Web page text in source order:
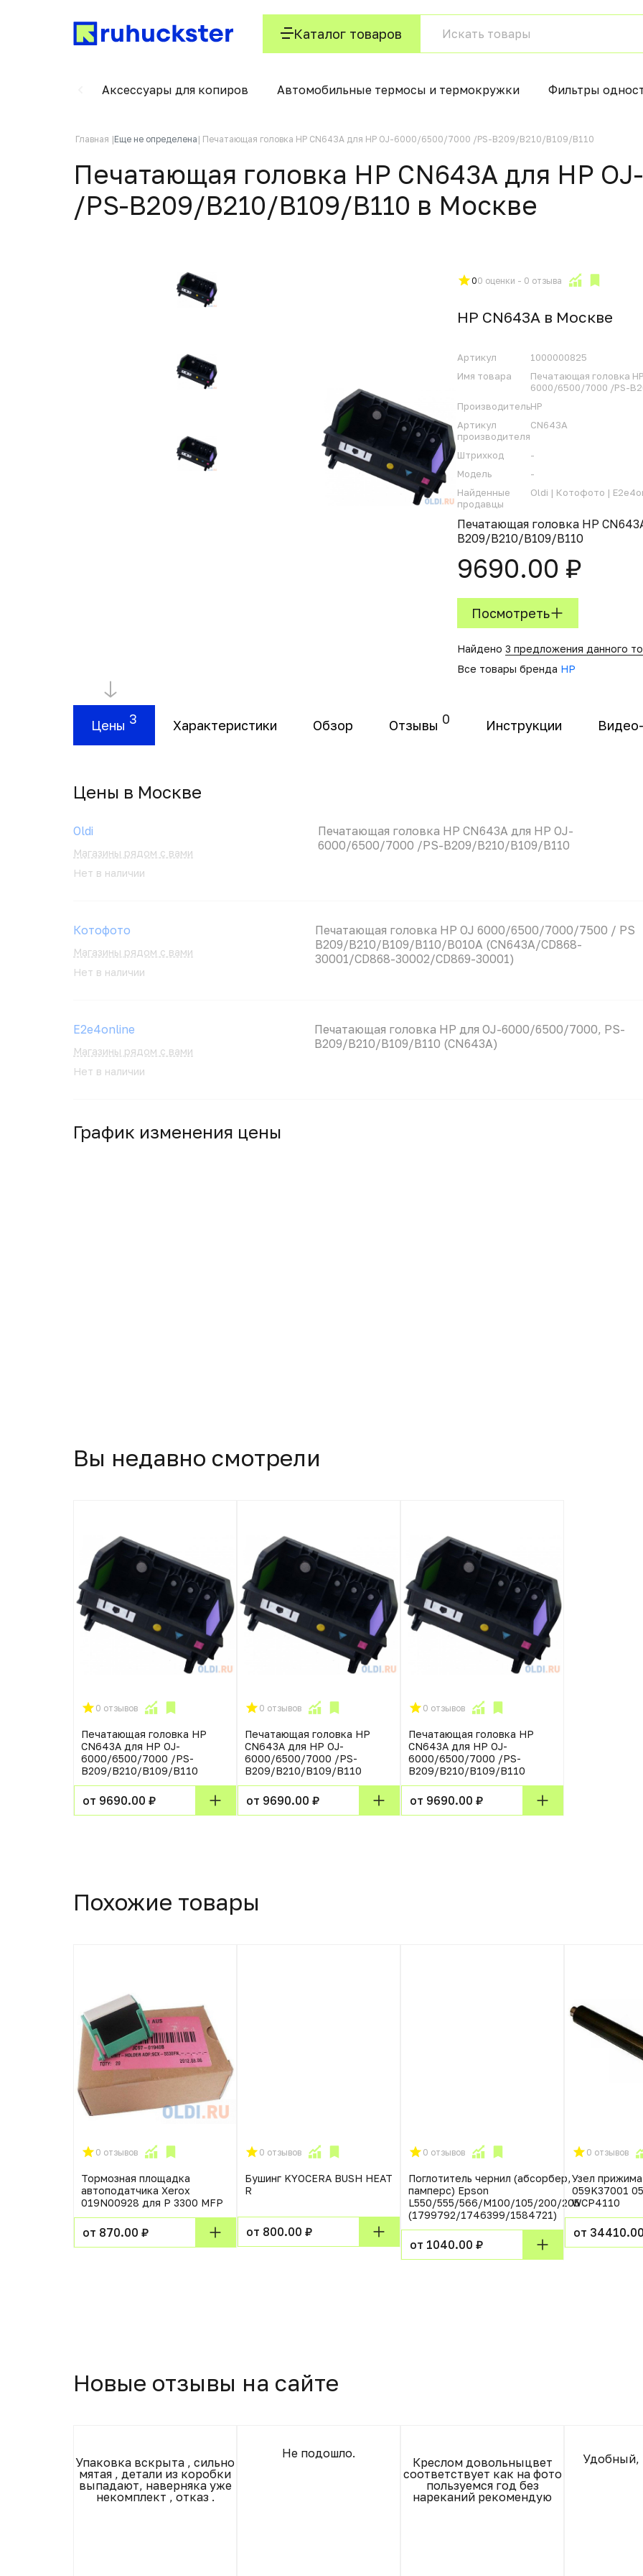
Каталог товаров
Аксессуары для копиров Автомобильные термосы и термокружки Фильтры
Главная Еще не определена Печатающая головка HP CN643A для HP OJ-6000/6500/7000 /PS-B209/B210/B109/B110
Печатающая головка HP CN643A для HP
/PS-B209/B210/B109/B110 в Москвe
00 оценки - 0 отзыва
HP CN643A в Москвe
Артикул
1000000825
Имя товара
Печатающая головка
6000/6500/7000 /PS-
ПроизводительHP
Артикул
производителя
CN643A
Штрихкод
-
Модель
-
Найденные
продавцы
Oldi | Котофото |
Печатающая головка HP
B209/B210/B109/B110
9690.00 ₽
Посмотреть
Найдено 3 предложения данного
Все товары бренда HP
Цены 3 Характеристики Обзор Отзывы 0 Инструкции
Цены в Москвe
Oldi
Магазины рядом с вами
Нет в наличии
Печатающая головка HP CN643A для HP OJ-
6000/6500/7000 /PS-B209/B210/B109/B110
Котофото
Магазины рядом с вами
Нет в наличии
Печатающая головка HP OJ 6000/6500/7000/7500 / PS
B209/B210/B109/B110/B010A (CN643A/CD868-
30001/CD868-30002/CD869-30001)
E2e4online
Магазины рядом с вами
Нет в наличии
Печатающая головка HP для OJ-6000/6500/7000, PS-
B209/B210/B109/B110 (CN643A)
График изменения цены
Вы недавно смотрели
0 отзывов
Печатающая головка HP
CN643A для HP OJ-
6000/6500/7000 /PS-
B209/B210/B109/B110
от 9690.00 ₽
0 отзывов
Печатающая головка HP
CN643A для HP OJ-
6000/6500/7000 /PS-
B209/B210/B109/B110
от 9690.00 ₽
0 отзывов
Печатающая головка HP
CN643A для HP OJ-
6000/6500/7000 /PS-
B209/B210/B109/B110
от 9690.00 ₽
Похожие товары
0 отзывов
Тормозная площадка
автоподатчика Xerox
019N00928 для P 3300 MFP
от 870.00 ₽
0 отзывов
Бушинг KYOCERA BUSH HEAT
R
от 800.00 ₽
0 отзывов
Поглотитель чернил (абсорбер,
памперс) Epson
L550/555/566/M100/105/200/205
(1799792/1746399/1584721)
от 1040.00 ₽
0 отзывов
Узел
059K37001
WCP4110
от
Новые отзывы на сайте
Упаковка вскрыта , сильно
мятая , детали из коробки
выпадают, наверняка уже
некомплект , отказ .
Не подошло.
Креслом довольныцвет
соответствует как на фото
пользуемся год без
нареканий рекомендую
Удобный,